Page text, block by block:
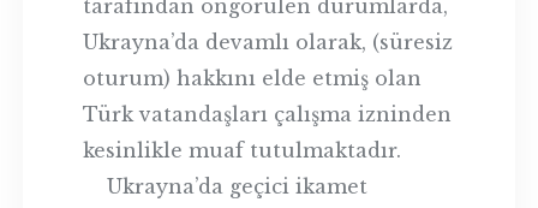
tarafından öngörülen durumlarda,
Ukrayna’da devamlı olarak, (süresiz
oturum) hakkını elde etmiş olan
Türk vatandaşları çalışma izninden
kesinlikle muaf tutulmaktadır.
Ukrayna’da geçici ikamet